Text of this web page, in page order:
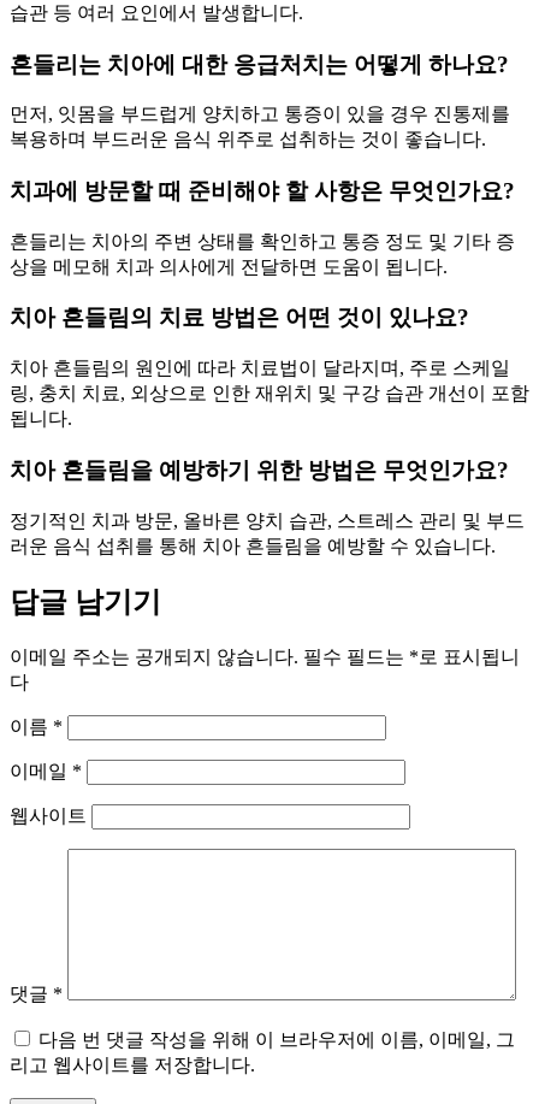
습관 등 여러 요인에서 발생합니다.
흔들리는 치아에 대한 응급처치는 어떻게 하나요?
먼저, 잇몸을 부드럽게 양치하고 통증이 있을 경우 진통제를
복용하며 부드러운 음식 위주로 섭취하는 것이 좋습니다.
치과에 방문할 때 준비해야 할 사항은 무엇인가요?
흔들리는 치아의 주변 상태를 확인하고 통증 정도 및 기타 증
상을 메모해 치과 의사에게 전달하면 도움이 됩니다.
치아 흔들림의 치료 방법은 어떤 것이 있나요?
치아 흔들림의 원인에 따라 치료법이 달라지며, 주로 스케일
링, 충치 치료, 외상으로 인한 재위치 및 구강 습관 개선이 포함
됩니다.
치아 흔들림을 예방하기 위한 방법은 무엇인가요?
정기적인 치과 방문, 올바른 양치 습관, 스트레스 관리 및 부드
러운 음식 섭취를 통해 치아 흔들림을 예방할 수 있습니다.
답글 남기기
이메일 주소는 공개되지 않습니다. 필수 필드는 *로 표시됩니
다
이름 *
이메일 *
웹사이트
댓글 *
다음 번 댓글 작성을 위해 이 브라우저에 이름, 이메일, 그
리고 웹사이트를 저장합니다.